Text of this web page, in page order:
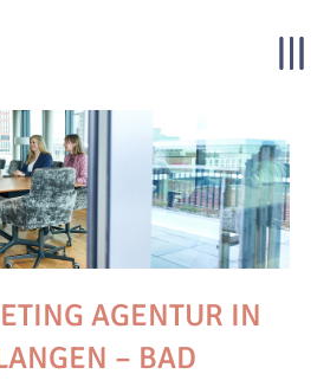
AGENTUR IN
– BAD